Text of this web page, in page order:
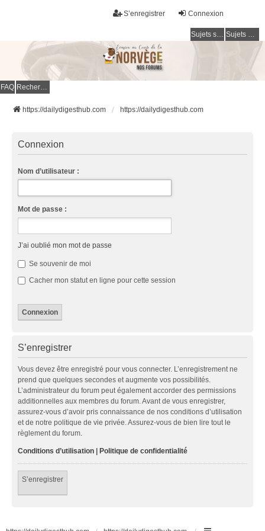
Connexion
S’enregistrer
Sujets sans réponse Sujets actifs
FAQ Rechercher
https://dailydigesthub.com https://dailydigesthub.com
Connexion
Nom d’utilisateur :
Mot de passe :
J’ai oublié mon mot de passe
Se souvenir de moi
Cacher mon statut en ligne pour cette session
S’enregistrer
Vous devez être enregistré pour vous connecter. L’enregistrement ne
prend que quelques secondes et augmente vos possibilités.
L’administrateur du forum peut également accorder des permissions
additionnelles aux membres du forum. Avant de vous enregistrer,
assurez-vous d’avoir pris connaissance de nos conditions d’utilisation
et de notre politique de vie privée. Assurez-vous de bien lire tout le
règlement du forum.
Conditions d’utilisation Politique de confidentialité
S’enregistrer